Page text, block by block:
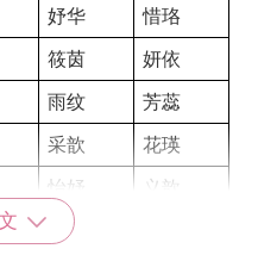
妤华 惜珞
筱茵 妍依
雨纹 芳蕊
采歆 花瑛
怡妤 义歆
夏荷